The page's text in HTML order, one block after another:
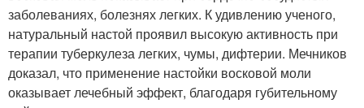
заболеваниях, болезнях легких. К удивлению ученого,
натуральный настой проявил высокую активность при
терапии туберкулеза легких, чумы, дифтерии. Мечников
доказал, что применение настойки восковой моли
оказывает лечебный эффект, благодаря губительному